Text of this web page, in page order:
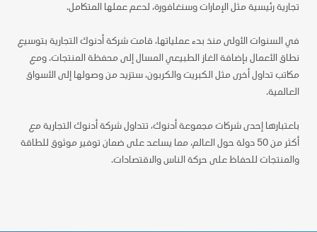
تجارية رئيسية مثل الإمارات وسنغافورة، لدعم عملها المتكامل.
في السنوات الأولى منذ بدء عملياتها، قامت شركة أدنوك التجارية بتوسيع
نطاق الأعمال بإضافة الغاز الطبيعي المسال إلى محفظة المنتجات. ومع
مكاتب تداول أخرى مثل الكبريت والكربون، ستزيد من وصولها إلى الأسواق
العالمية.
باعتبارها إحدى شركات مجموعة أدنوك، تتداول شركة أدنوك التجارية مع
أكثر من 50 دولة حول العالم، مما يساعد على ضمان توفير موثوق للطاقة
والمنتجات للحفاظ على حركة الناس والاقتصادات.